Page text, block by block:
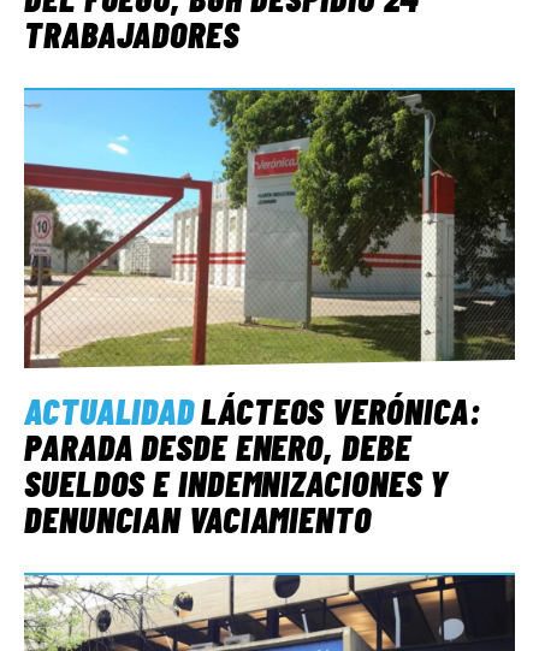
TRABAJADORES
ACTUALIDADLÁCTEOS VERÓNICA:
PARADA DESDE ENERO, DEBE
SUELDOS E INDEMNIZACIONES Y
DENUNCIAN VACIAMIENTO